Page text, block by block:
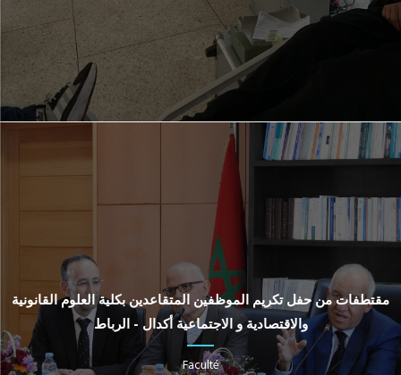
مقتطفات من حفل تكريم الموظفين المتقاعدين بكلية العلوم القانونية
والاقتصادية و الاجتماعية أكدال - الرباط
Faculté